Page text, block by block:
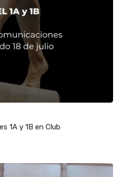
1A y 1B en Club